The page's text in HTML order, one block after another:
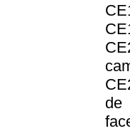
de